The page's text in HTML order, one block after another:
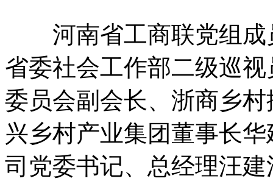
河南省工商联党组成
省委社会工作部二级巡
委员会副会长、浙商乡
兴乡村产业集团董事长
司党委书记、总经理汪